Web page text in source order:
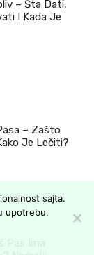
– Šta Dati,
I Kada Je
– Zašto
Je Lečiti?
Pas Ima
sajta.
upotrebu.